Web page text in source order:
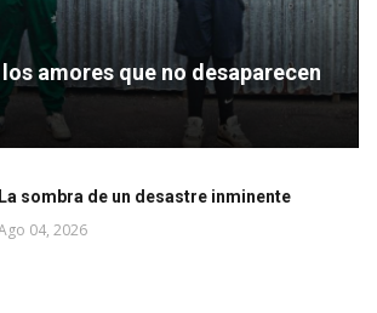
amores que no desaparecen
La sombra de un desastre inminente
04, 2026